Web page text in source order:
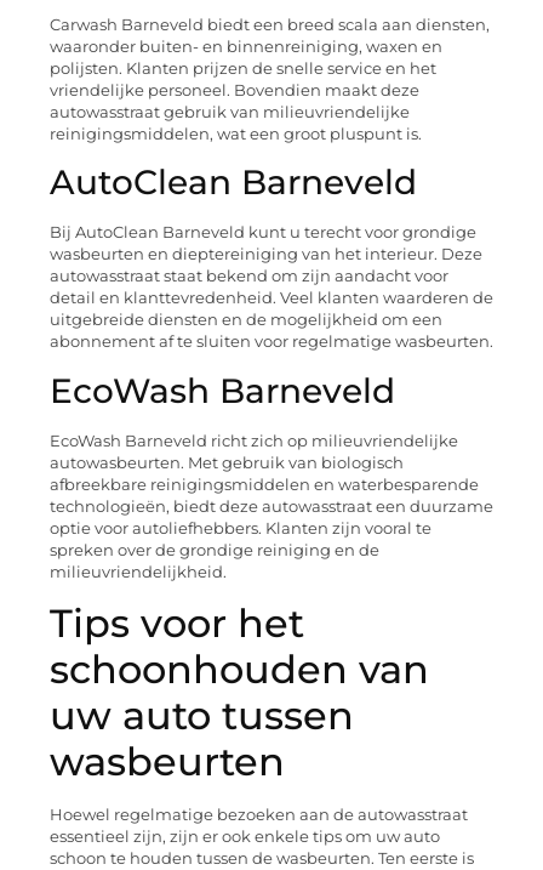
Carwash Barneveld biedt een breed scala aan diensten,
waaronder buiten- en binnenreiniging, waxen en
polijsten. Klanten prijzen de snelle service en het
vriendelijke personeel. Bovendien maakt deze
autowasstraat gebruik van milieuvriendelijke
reinigingsmiddelen, wat een groot pluspunt is.
AutoClean Barneveld
Bij AutoClean Barneveld kunt u terecht voor grondige
wasbeurten en dieptereiniging van het interieur. Deze
autowasstraat staat bekend om zijn aandacht voor
detail en klanttevredenheid. Veel klanten waarderen de
uitgebreide diensten en de mogelijkheid om een
abonnement af te sluiten voor regelmatige wasbeurten.
EcoWash Barneveld
EcoWash Barneveld richt zich op milieuvriendelijke
autowasbeurten. Met gebruik van biologisch
afbreekbare reinigingsmiddelen en waterbesparende
technologieën, biedt deze autowasstraat een duurzame
optie voor autoliefhebbers. Klanten zijn vooral te
spreken over de grondige reiniging en de
milieuvriendelijkheid.
Tips voor het
schoonhouden van
uw auto tussen
wasbeurten
Hoewel regelmatige bezoeken aan de autowasstraat
essentieel zijn, zijn er ook enkele tips om uw auto
schoon te houden tussen de wasbeurten. Ten eerste is